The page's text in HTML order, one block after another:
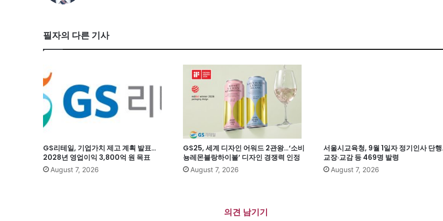
필자의 다른 기사
GS리테일, 기업가치 제고 계획 발표…
2028년 영업이익 3,800억 원 목표
August 7, 2026
GS25, 세계 디자인 어워드 2관왕…‘소비
뇽레몬블랑하이볼’ 디자인 경쟁력 인정
August 7, 2026
서울시교육청, 9월 1일자 정기인사 단
교장·교감 등 469명 발령
August 7, 2026
의견 남기기